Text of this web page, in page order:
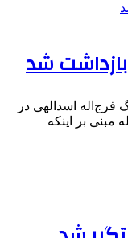
شد
اسدالهی در
مبنی بر اینکه